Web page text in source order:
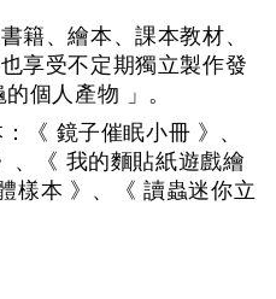
籍、繪本、課本教材、
享受不定期獨立製作發
個人產物 」。
《 鏡子催眠小冊 》、
、《 我的麵貼紙遊戲繪
樣本 》、《 讀蟲迷你立